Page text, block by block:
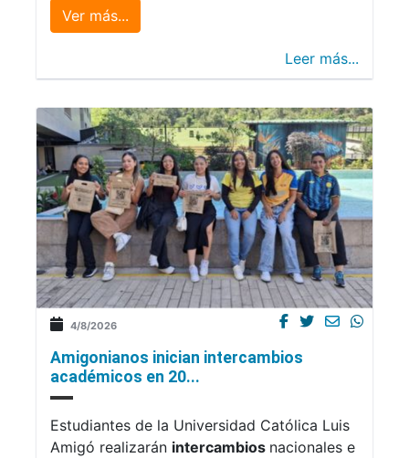
Ver más...
Leer más...
4/8/2026
Amigonianos inician intercambios
académicos en 20...
Estudiantes de la Universidad Católica Luis
Amigó realizarán intercambios nacionales e